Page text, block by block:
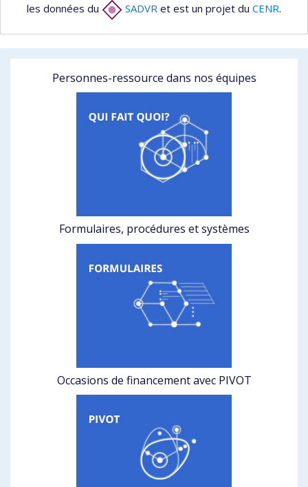
les données du
SADVR et est un projet du CENR.
Personnes-ressource dans nos équipes
Formulaires, procédures et systèmes
Occasions de financement avec PIVOT